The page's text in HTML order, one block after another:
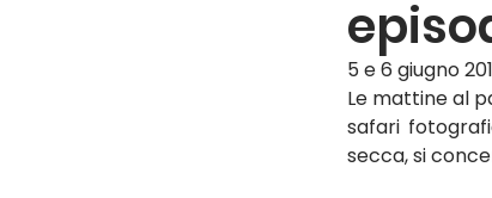
Il mondo @ casa mia
5 e 6 giugno
Le mattine al
safari
secca, si